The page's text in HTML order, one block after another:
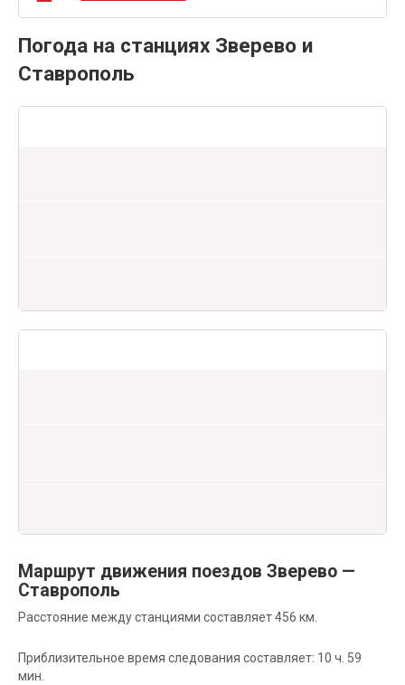
Погода на станциях Зверево и
Ставрополь
Маршрут движения поездов Зверево —
Ставрополь
Расстояние между станциями составляет 456 км.
Приблизительное время следования составляет: 10 ч. 59
мин.